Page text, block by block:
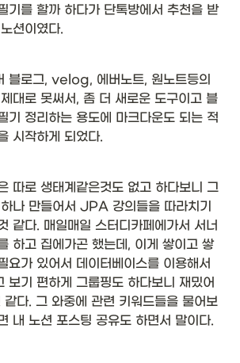
기를 할까 하다가 단톡방에서 추천을 받
션이였다.
블로그, velog, 에버노트, 원노트등의
대로 못써서, 좀 더 새로운 도구이고 블
기 정리하는 용도에 마크다운도 되는 적
시작하게 되었다.
따로 생태계같은것도 없고 하다보니 그
나 만들어서 JPA 강의들을 따라치기
같다. 매일매일 스터디카페에가서 서너
하고 집에가곤 했는데, 이게 쌓이고 쌓
요가 있어서 데이터베이스를 이용해서
보기 편하게 그룹핑도 하다보니 재밌어
다. 그 와중에 관련 키워드들을 물어보
내 노션 포스팅 공유도 하면서 말이다.